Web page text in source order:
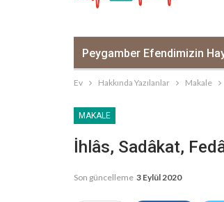
Peygamber Efendimizin
Ev Hakkında Yazılanlar Makale
MAKALE
İhlâs, Sadâkat,
Son güncelleme 3 Eylül 2020